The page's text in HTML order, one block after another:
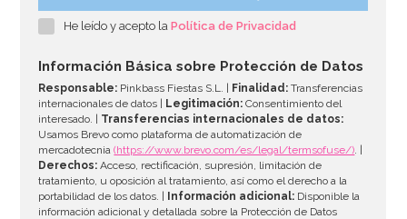
He leído y acepto laPolítica de Privacidad
Información Básica sobre Protección de Datos
Responsable: Pinkbass Fiestas S.L. | Finalidad: Transferencias
internacionales de datos |
Legitimación: Consentimiento del
interesado. | Transferencias internacionales de datos:
Usamos Brevo como plataforma de automatización de
mercadotecnia(https://www.brevo.com/es/legal/termsofuse/). |
Derechos: Acceso, rectificación, supresión, limitación de
tratamiento, u oposición al tratamiento, así como el derecho a la
portabilidad de los datos. |
Información adicional: Disponible la
información adicional y detallada sobre la Protección de Datos